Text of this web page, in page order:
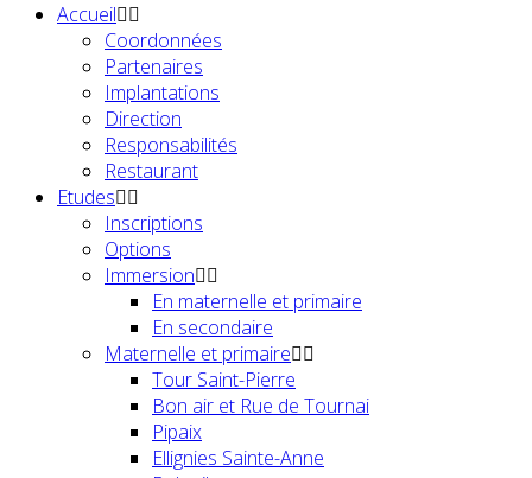
Accueil
Coordonnées
Partenaires
Implantations
Direction
Responsabilités
Restaurant
Etudes
Inscriptions
Options
Immersion
En maternelle et primaire
En secondaire
Maternelle et primaire
Tour Saint-Pierre
Bon air et Rue de Tournai
Pipaix
Ellignies Sainte-Anne